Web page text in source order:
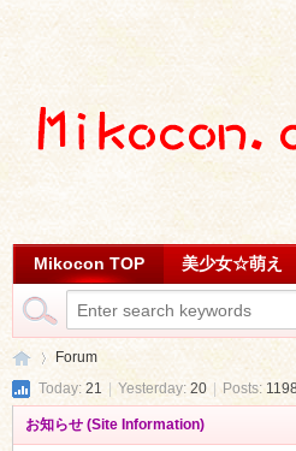
Mikocon TOP 美少女☆萌え
Forum
Today: 21 Yesterday: 20 Posts:
お知らせ (Site Information)